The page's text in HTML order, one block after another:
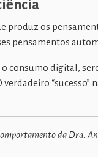
produz os
pensamentos
consumo digital,
da Dra.